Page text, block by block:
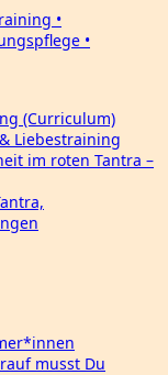
(Curriculum)
Liebestraining
im roten Tantra –
musst Du